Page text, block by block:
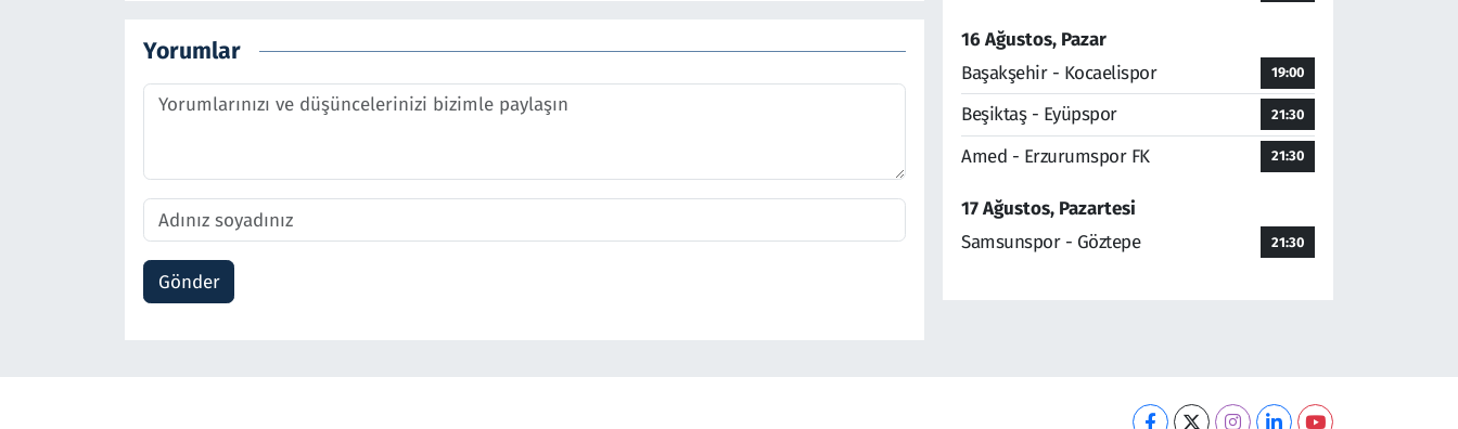
Yorumlar
Gönder
16 Ağustos, Pazar
Başakşehir - Kocaelispor
19:00
Beşiktaş - Eyüpspor 21:30
Amed - Erzurumspor FK 21:30
17 Ağustos, Pazartesi
Samsunspor - Göztepe
21:30